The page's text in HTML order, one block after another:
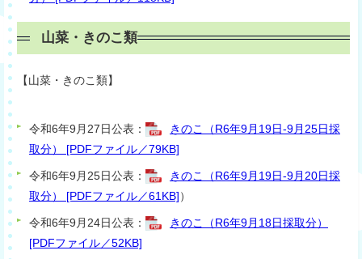
山菜・きのこ類
【山菜・きのこ類】
令和6年9月27日公表：
きのこ（R6年9月19日-9月25日採
取分） [PDFファイル／79KB]
令和6年9月25日公表：
きのこ（R6年9月19日-9月20日採
取分） [PDFファイル／61KB]）
令和6年9月24日公表：
きのこ（R6年9月18日採取分）
[PDFファイル／52KB]